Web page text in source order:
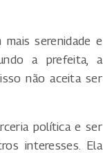
serenidade e
a prefeita, a
não aceita ser
política e ser
interesses. Ela